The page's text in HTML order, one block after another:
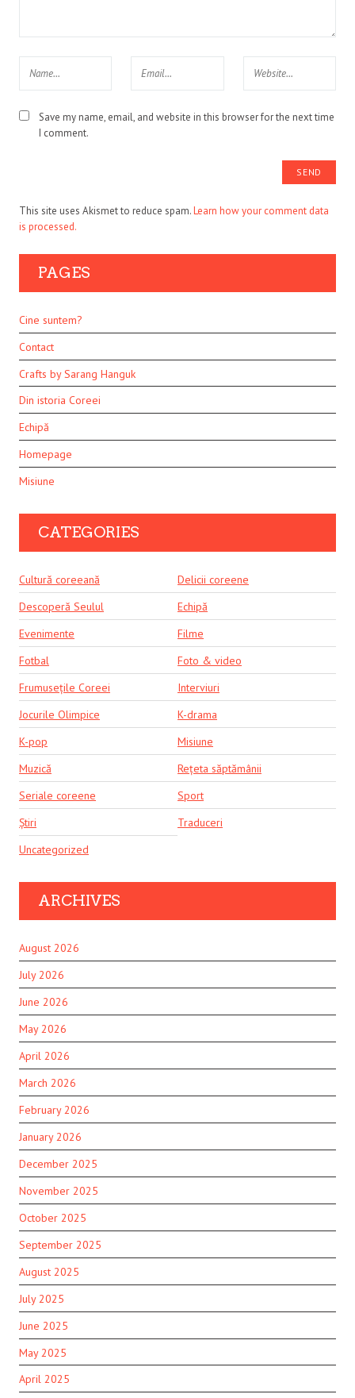
Save my name, email, and website in this browser for the next time
I comment.
This site uses Akismet to reduce spam.Learn how your comment data
is processed.
PAGES
Cine suntem?
Contact
Crafts by Sarang Hanguk
Din istoria Coreei
Echipă
Homepage
Misiune
CATEGORIES
Cultură coreeană
Delicii coreene
Descoperă Seulul
Echipă
Evenimente
Filme
Fotbal
Foto & video
Frumusețile Coreei
Interviuri
Jocurile Olimpice
K-drama
K-pop
Misiune
Muzică
Rețeta săptămânii
Seriale coreene
Sport
Știri
Traduceri
Uncategorized
ARCHIVES
August 2026
July 2026
June 2026
May 2026
April 2026
March 2026
February 2026
January 2026
December 2025
November 2025
October 2025
September 2025
August 2025
July 2025
June 2025
May 2025
April 2025